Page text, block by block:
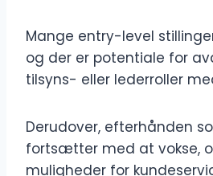
Mange entry-level
og der er potentiale for
tilsyns- eller lederroller
Derudover, efterhånden
fortsætter med at vokse,
muligheder for